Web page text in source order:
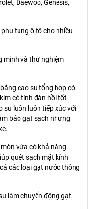
Daewoo, Genesis,
tùng ô tô cho nhiều
minh và thử nghiệm
cao su tổng hợp có
có tính đàn hồi tốt
su luôn luôn tiếp xúc với
bảo gạt sạch những
vừa có khả năng
quét sạch mặt kính
các loại gạt nước thông
làm chuyển động gạt